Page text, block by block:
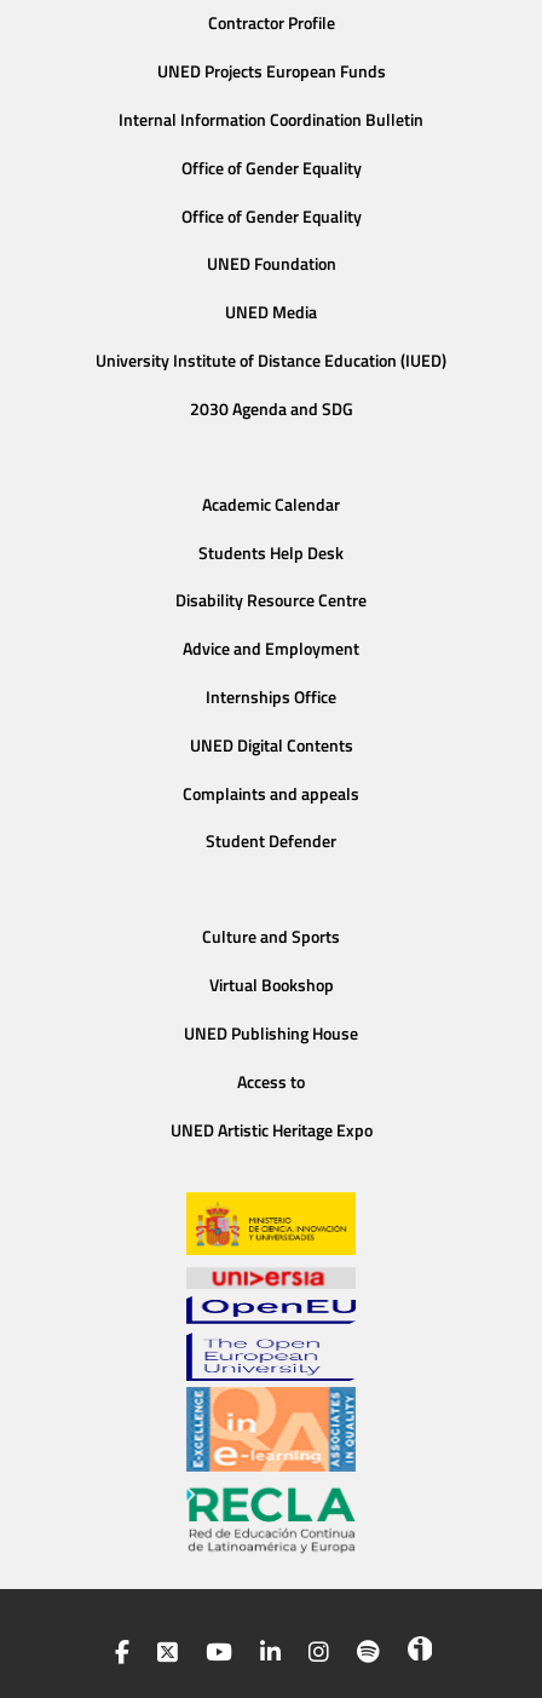
Contractor Profile
UNED Projects European Funds
Internal Information Coordination Bulletin
Office of Gender Equality
Office of Gender Equality
UNED Foundation
UNED Media
University Institute of Distance Education (IUED)
2030 Agenda and SDG
Academic Calendar
Students Help Desk
Disability Resource Centre
Advice and Employment
Internships Office
UNED Digital Contents
Complaints and appeals
Student Defender
Culture and Sports
Virtual Bookshop
UNED Publishing House
Access to
UNED Artistic Heritage Expo